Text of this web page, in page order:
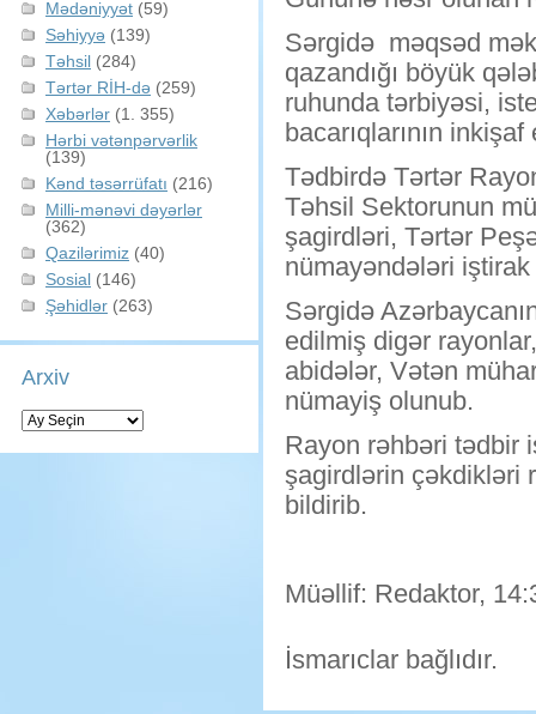
Mədəniyyət (59)
Səhiyyə (139)
Təhsil (284)
Tərtər RİH-də (259)
Xəbərlər (1. 355)
Hərbi vətənpərvərlik
(139)
Kənd təsərrüfatı (216)
Milli-mənəvi dəyərlər
(362)
Qazilərimiz (40)
Sosial (146)
Şəhidlər (263)
Arxiv
Arxiv
Sərgidə məqsəd
qazandığı böyük
ruhunda tərbiyəsi,
bacarıqlarının
Tədbirdə Tərtər
Təhsil Sektorunun
şagirdləri, Tərtər
nümayəndələri
Sərgidə
edilmiş digər
abidələr, Vətən
nümayiş olunub.
Rayon rəhbəri tədbir
şagirdlərin çəkdikləri
bildirib.
Müəllif: Redaktor,
İsmarıclar bağlıdır.